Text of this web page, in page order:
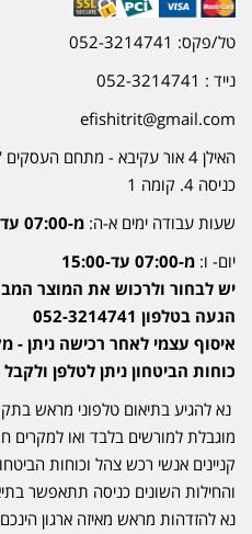
טל/פקס: 052-3214741
נייד : 052-3214741
efishitrit@gmail.com
כניסה 4. קומה 1
שעות עבודה ימים א-ה: מ-07:00 עד-20:00
יום- ו: מ-07:00 עד-15:00
יש לבחור ולרכוש את המוצר
הגעה בטלפון 052-3214741
איסוף עצמי לאחר רכישה ניתן
כוחות הביטחון ניתן לטלפן
נא להגיע בתיאום טלפוני מראש
מוגבלת למורשים בלבד ואו למקרים
קניינים אנשי רכש צהל וכוחות
והחילות השונים כניסה תתאפשר
נא להזדהות מראש מאיזה ארגון